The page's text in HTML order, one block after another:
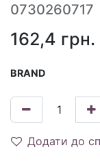
0730260717
162,4 грн.
BRAND
Додати до